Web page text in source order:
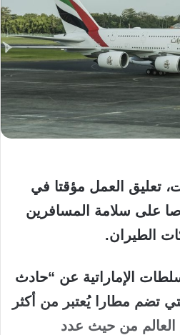
تعليق العمل مؤقتا في
على سلامة المسافرين
الطيران.
الإماراتية عن “حادث
تضم مطارا يُعتبر من أكثر
العالم من حيث عدد